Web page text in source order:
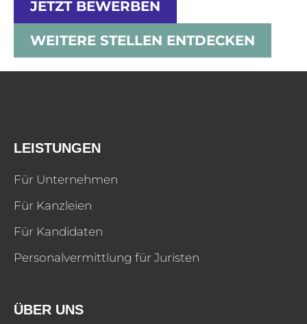
JETZT BEWERBEN
WEITERE STELLEN ENTDECKEN
LEISTUNGEN
Für Unternehmen
Für Kanzleien
Für Kandidaten
Personalvermittlung für Juristen
ÜBER UNS